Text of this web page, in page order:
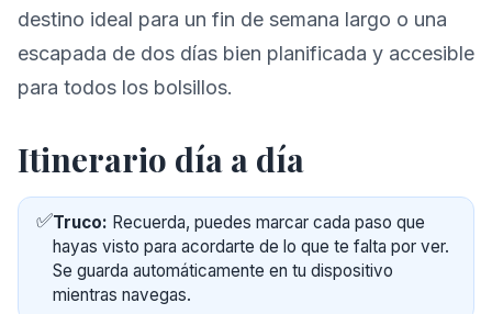
destino ideal para un fin de semana largo o una
escapada de dos días bien planificada y accesible
para todos los bolsillos.
Itinerario día a día
✅Truco: Recuerda, puedes marcar cada paso que
hayas visto para acordarte de lo que te falta por ver.
Se guarda automáticamente en tu dispositivo
mientras navegas.